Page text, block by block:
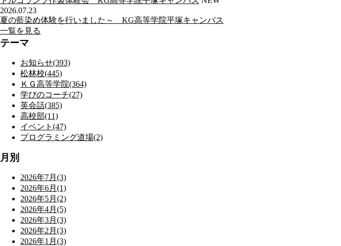
2026.07.23
夏の藍染め体験を行いました～ KG高等学院平塚キャンパス
一覧を見る
テーマ
お知らせ(393)
松林校(445)
ＫＧ高等学院(364)
学びのコーチ(27)
英会話(385)
高校部(11)
イベント(47)
プログラミング道場(2)
月別
2026年7月(3)
2026年6月(1)
2026年5月(2)
2026年4月(5)
2026年3月(3)
2026年2月(3)
2026年1月(3)